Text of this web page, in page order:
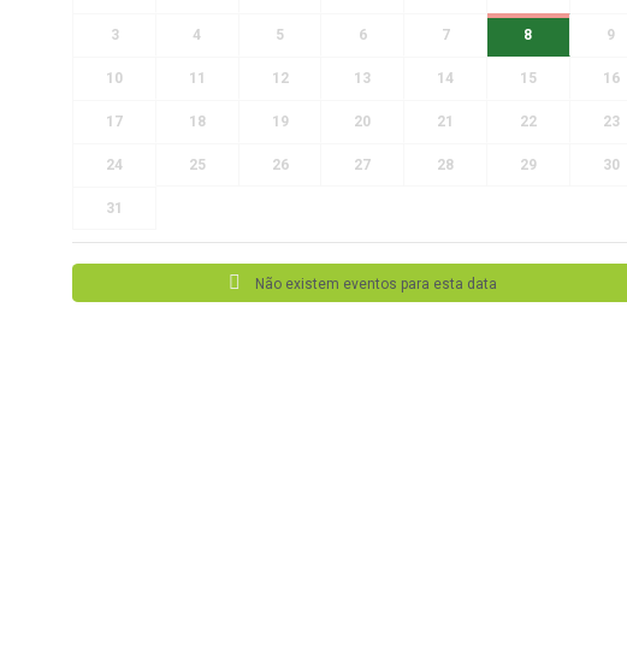
3 4 5 6 7 8 9
10 11 12 13 14 15 16
17 18 19 20 21 22 23
24 25 26 27 28 29 30
31
Não existem eventos para esta data